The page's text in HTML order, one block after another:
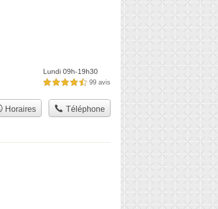
Lundi 09h-19h30
4,5 étoiles sur 5 99 avis
Horaires Téléphone